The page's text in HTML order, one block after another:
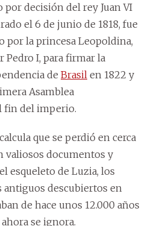
decisión del rey Juan VI
el 6 de junio de 1818, fue
por la princesa Leopoldina,
I, para firmar la
de Brasil en 1822 y
Asamblea
fin del imperio.
que se perdió en cerca
valiosos documentos y
esqueleto de Luzia, los
antiguos descubiertos en
de hace unos 12.000 años
se ignora.